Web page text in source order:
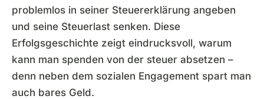
problemlos in seiner Steuererklärung angeben
und seine Steuerlast senken. Diese
Erfolgsgeschichte zeigt eindrucksvoll, warum
kann man spenden von der steuer absetzen –
denn neben dem sozialen Engagement spart man
auch bares Geld.